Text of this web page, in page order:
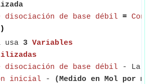
disociación de base débil =
usa 3 Variables
disociación de base débil - La
inicial -
(Medido en Mol por